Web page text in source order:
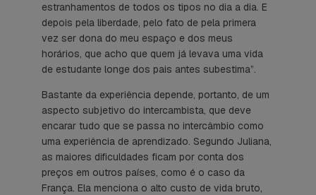
estranhamentos de todos os tipos no dia a dia. E
depois pela liberdade, pelo fato de pela primera
vez ser dona do meu espaço e dos meus
horários, que acho que quem já levava uma vida
de estudante longe dos pais antes subestima”.
Bastante da experiência depende, portanto, de um
aspecto subjetivo do intercambista, que deve
encarar tudo que se passa no intercâmbio como
uma experiência de aprendizado. Segundo Juliana,
as maiores dificuldades ficam por conta dos
preços em outros países, como é o caso da
França. Ela menciona o alto custo de vida bruto,